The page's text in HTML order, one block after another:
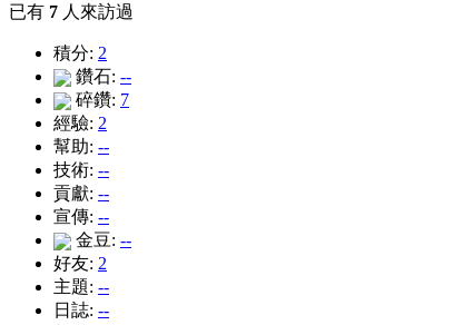
已有 7 人來訪過
積分: 2
鑽石: --
碎鑽: 7
經驗: 2
幫助: --
技術: --
貢獻: --
宣傳: --
金豆: --
好友: 2
主題: --
日誌: --